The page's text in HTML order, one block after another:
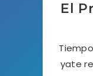
El
yate